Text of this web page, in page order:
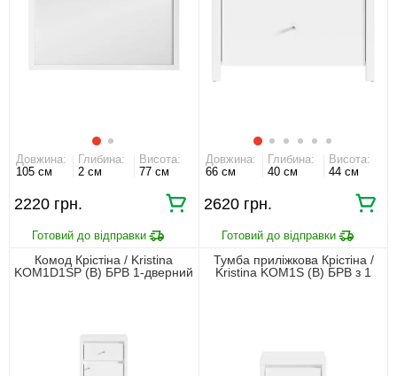
Довжина:
105 см
Глибина:
2 см
Висота:
77 см
2220 грн.
Довжина:
66 см
Глибина:
40 см
Висота:
44 см
2620 грн.
Комод Крістіна / Kristina
KOM1D1SP (B) БРВ 1-дверний
Тумба приліжкова Крістіна /
Kristina KOM1S (B) БРВ з 1